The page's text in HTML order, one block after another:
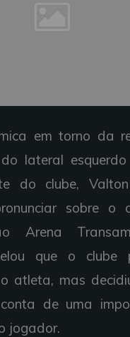
em torno da
lateral
do clube,
sobre o
Arena
que o clube
atleta, mas
de uma
jogador.